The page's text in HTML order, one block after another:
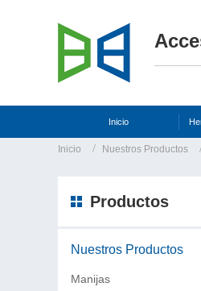
Inicio
Inicio Nuestros Productos
Productos
Nuestros Productos
Manijas